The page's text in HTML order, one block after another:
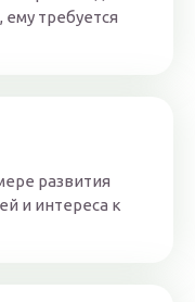
требуется
развития
и интереса к